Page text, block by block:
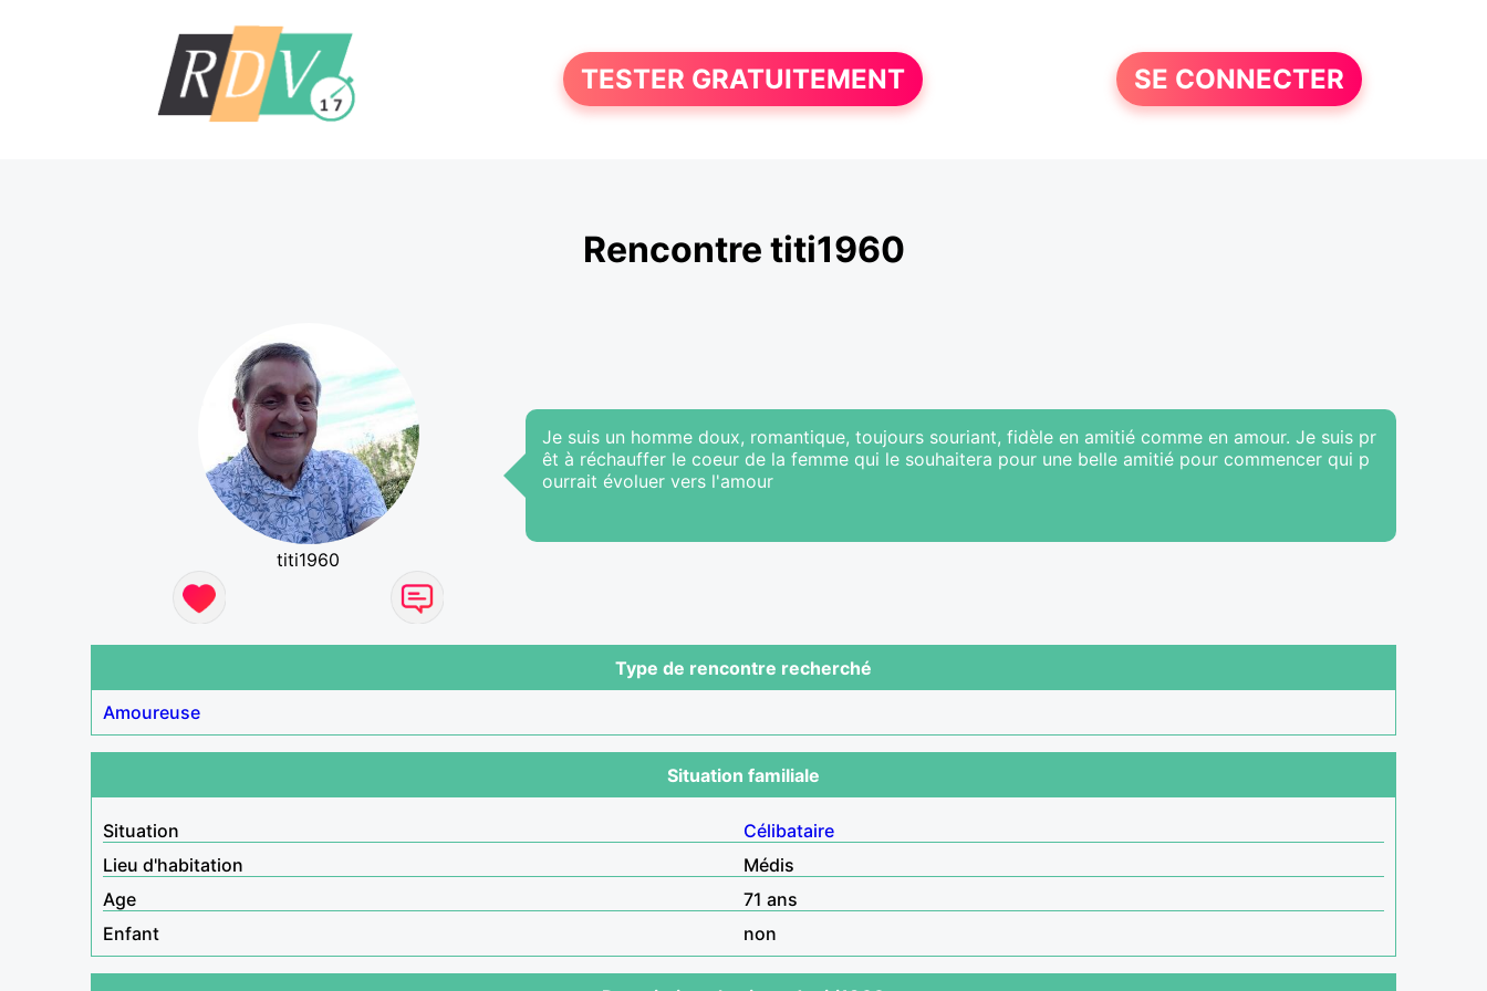
TESTER GRATUITEMENT SE CONNECTER
Rencontre titi1960
titi1960
Je suis un homme doux, romantique, toujours souriant, fidèle en amitié comme en amour. Je suis pr
êt à réchauffer le coeur de la femme qui le souhaitera pour une belle amitié pour commencer qui p
ourrait évoluer vers l'amour
Type de rencontre recherché
Amoureuse
Situation familiale
Situation
Célibataire
Lieu d'habitation
Médis
Age
71 ans
Enfant
non